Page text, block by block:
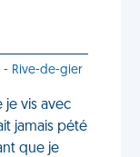
- Rive-de-gier
je vis avec
jamais pété
que je